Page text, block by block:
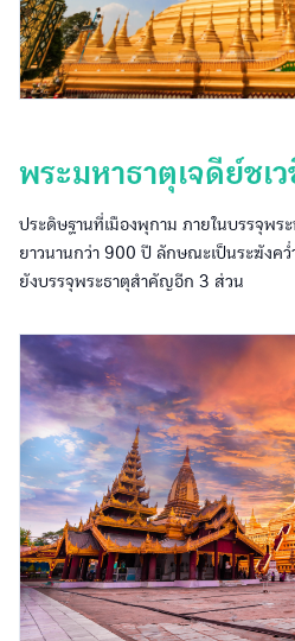
พระมหาธาตุเจดีย์ชเ
ประดิษฐานที่เมืองพุกาม ภายในบรรจุพร
ยาวนานกว่า 900 ปี ลักษณะเป็นระฆังค
ยังบรรจุพระธาตุสำคัญอีก 3 ส่วน